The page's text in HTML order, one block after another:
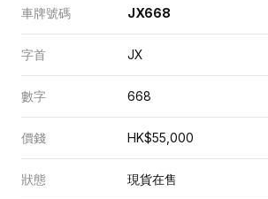
車牌號碼 JX668
字首 JX
數字 668
價錢 HK$55,000
狀態 現貨在售